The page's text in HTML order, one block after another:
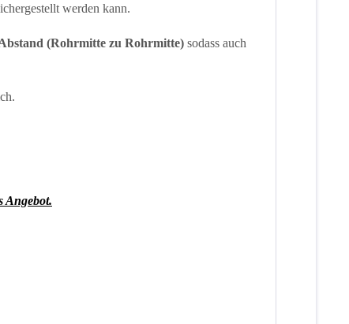
werden kann.
(Rohrmitte zu Rohrmitte) sodass auch
Angebot.